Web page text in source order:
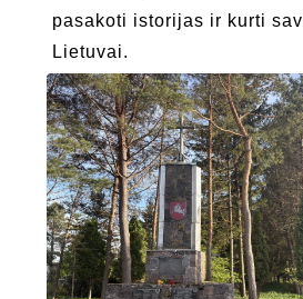
pasakoti istorijas ir kurti
Lietuvai.